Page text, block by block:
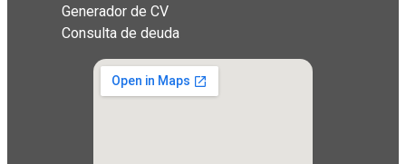
Generador de CV
Consulta de deuda